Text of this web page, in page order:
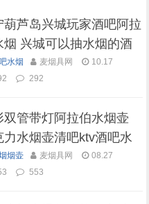
葫芦岛兴城玩家酒吧阿拉
烟 兴城可以抽水烟的酒
水烟 麦烟具网
10.17
292
双管带灯阿拉伯水烟壶
力水烟壶清吧ktv酒吧水
烟壶 麦烟具网
08.27
553